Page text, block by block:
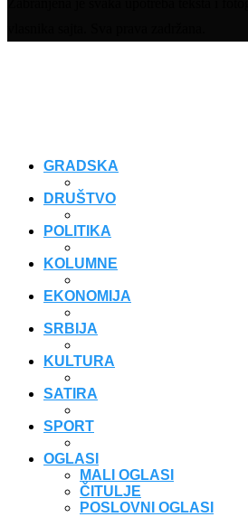
GRADSKA
DRUŠTVO
POLITIKA
KOLUMNE
EKONOMIJA
SRBIJA
KULTURA
SATIRA
SPORT
OGLASI
MALI OGLASI
ČITULJE
POSLOVNI OGLASI